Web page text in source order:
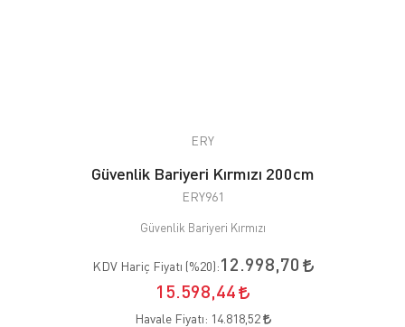
ERY
Güvenlik Bariyeri Kırmızı 200cm
ERY961
Güvenlik Bariyeri Kırmızı
KDV Hariç Fiyatı (%20):12.998,70
15.598,44
Havale Fiyatı: 14.818,52